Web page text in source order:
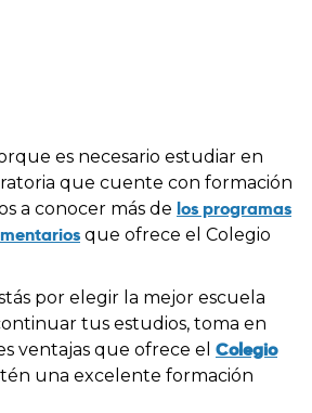
es necesario estudiar en
que cuente con formación
a conocer más de los programas
que ofrece el Colegio
por elegir la mejor escuela
tus estudios, toma en
ventajas que ofrece el Colegio
una excelente formación